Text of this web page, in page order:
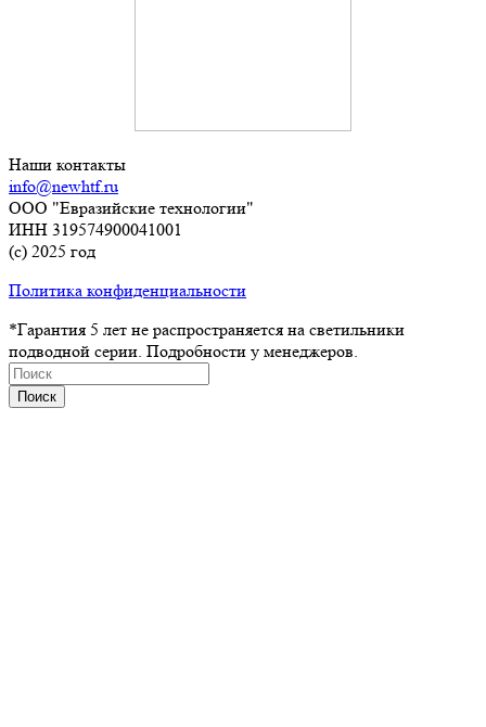
Наши контакты
info@newhtf.ru
ООО "Евразийские технологии"
ИНН 319574900041001
(с) 2025 год
Политика конфиденциальности
*Гарантия 5 лет не распространяется на светильники
подводной серии. Подробности у менеджеров.
Поиск